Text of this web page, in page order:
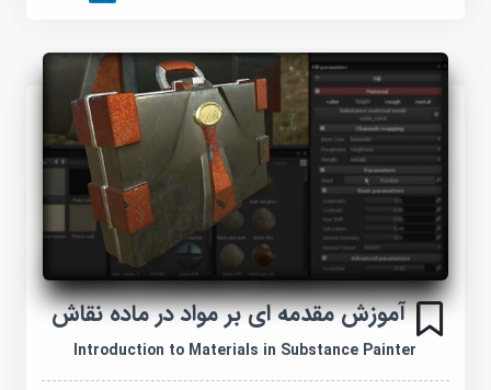
آموزش مقدمه ای بر مواد در ماده نقاش
Introduction to Materials in Substance Painter